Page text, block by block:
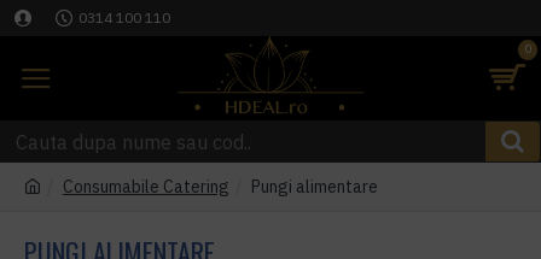
0314 100 110
0
Consumabile Catering Pungi alimentare